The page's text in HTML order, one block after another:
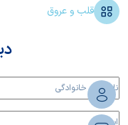
قلب و عروق